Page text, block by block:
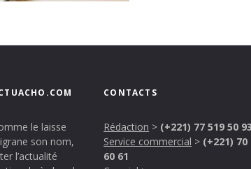
le laisse
son nom,
l’actualité
CONTACTS
Rédaction > (+221) 77 519 50 93
Service commercial > (+221) 70
60 61